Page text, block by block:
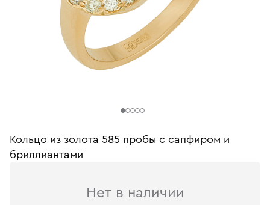
Кольцо из золота 585 пробы с сапфиром и
бриллиантами
Нет в наличии